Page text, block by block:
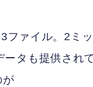
ァイル。2ミ
タも提供され
が